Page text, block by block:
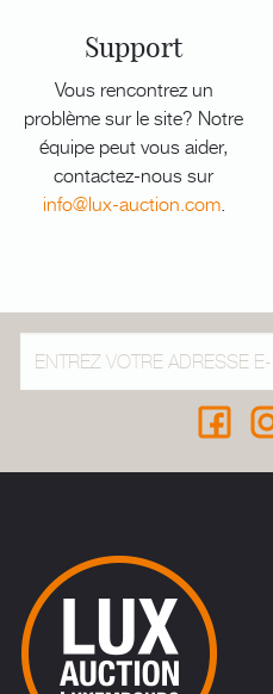
Support
Vous rencontrez un
problème sur le site? Notre
équipe peut vous aider,
contactez-nous sur
info@lux-auction.com.